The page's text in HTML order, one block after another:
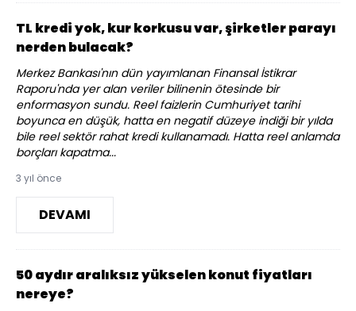
TL kredi yok, kur korkusu var, şirketler parayı
nerden bulacak?
Merkez Bankası'nın dün yayımlanan Finansal İstikrar
Raporu'nda yer alan veriler bilinenin ötesinde bir
enformasyon sundu. Reel faizlerin Cumhuriyet tarihi
boyunca en düşük, hatta en negatif düzeye indiği bir yılda
bile reel sektör rahat kredi kullanamadı. Hatta reel anlamda
borçları kapatma...
3 yıl önce
DEVAMI
50 aydır aralıksız yükselen konut fiyatları
nereye?